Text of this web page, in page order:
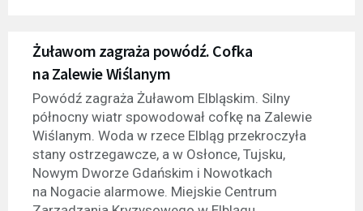
Żuławom zagraża powódź. Cofka
na Zalewie Wiślanym
Powódź zagraża Żuławom Elbląskim. Silny
północny wiatr spowodował cofkę na Zalewie
Wiślanym. Woda w rzece Elbląg przekroczyła
stany ostrzegawcze, a w Osłonce, Tujsku,
Nowym Dworze Gdańskim i Nowotkach
na Nogacie alarmowe. Miejskie Centrum